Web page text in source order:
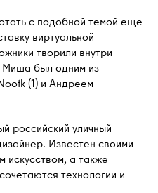
с подобной темой еще
виртуальной
творили внутри
Миша был одним из
(1) и Андреем
российский уличный
Известен своими
искусством, а также
технологии и